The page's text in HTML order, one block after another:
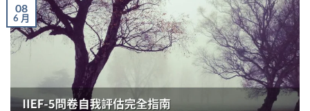
08
6 月